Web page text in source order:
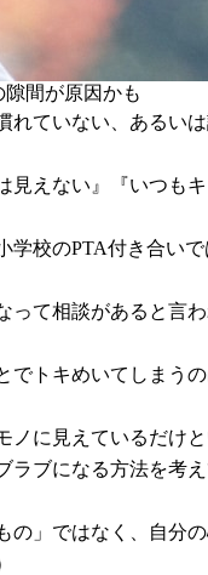
間が原因かも
れていない、あるい
見えない』『いつも
学校のPTA付き合い
って相談があると言
でトキめいてしまう
ノに見えているだけ
ラブになる方法を考え
の」ではなく、自分